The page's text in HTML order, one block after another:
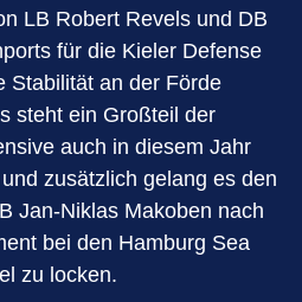
LB Robert Revels und DB
für die Kieler Defense
Stabilität an der Förde
steht ein Großteil der
auch in diesem Jahr
zusätzlich gelang es den
Jan-Niklas Makoben nach
bei den Hamburg Sea
zu locken.